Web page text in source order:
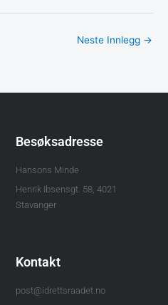
Neste Innlegg →
Besøksadresse
Hansons Minde
Henrik Ibsensgt. 58, 4021
Stavanger
Kontakt
post@idrettsraadet.no